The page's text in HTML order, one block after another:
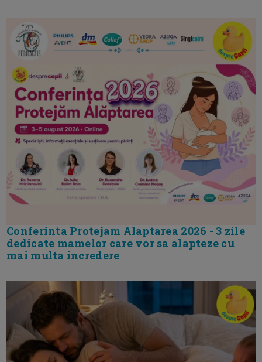
Conferinta Protejam Alaptarea 2026 - 3 zile
dedicate mamelor care vor sa alapteze cu
mai multa incredere